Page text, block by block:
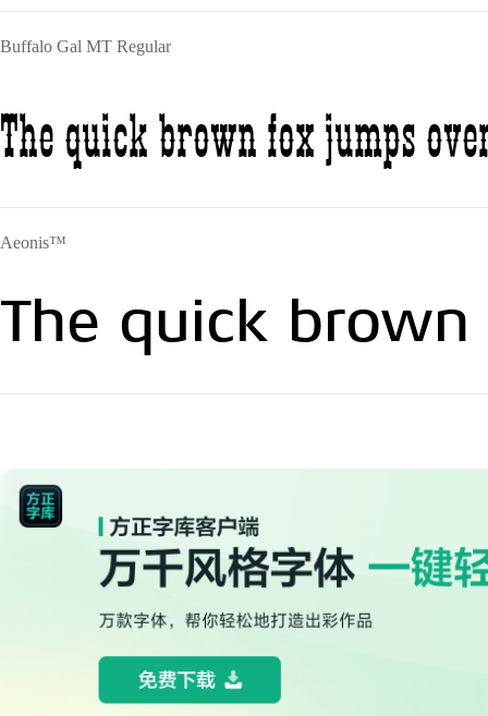
Buffalo Gal MT Regular
The quick brown fox jumps
Aeonis™
The quick